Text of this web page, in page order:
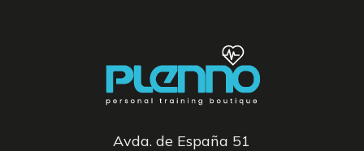
Avda. de España 51